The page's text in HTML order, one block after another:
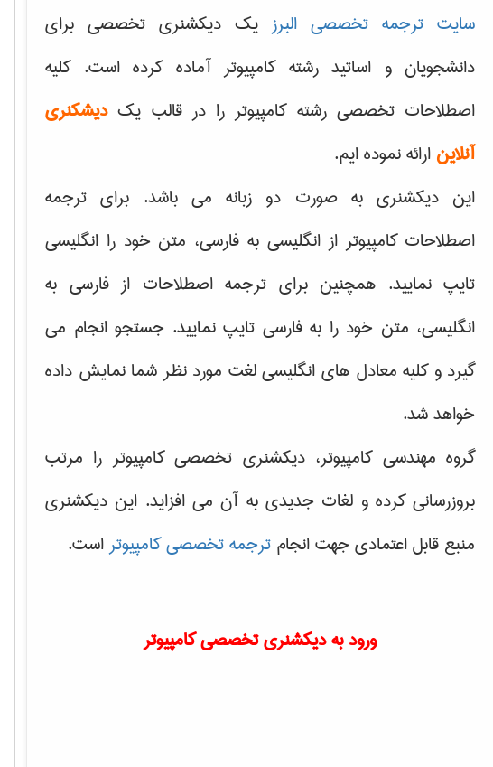
سایت ترجمه تخصصی البرزیک دیکشنری تخصصی برای
دانشجویان و اساتید رشته کامپیوتر آماده کرده است. کلیه
اصطلاحات تخصصی رشته کامپیوتر را در قالب یکدیشکنری
آنلاین ارائه نموده ایم.
این دیکشنری به صورت دو زبانه می باشد. برای ترجمه
اصطلاحات کامپیوتر از انگلیسی به فارسی، متن خود را انگلیسی
تایپ نمایید. همچنین برای ترجمه اصطلاحات از فارسی به
انگلیسی، متن خود را به فارسی تایپ نمایید. جستجو انجام می
گیرد و کلیه معادل های انگلیسی لغت مورد نظر شما نمایش داده
خواهد شد.
گروه مهندسی کامپیوتر، دیکشنری تخصصی کامپیوتر را مرتب
بروزرسانی کرده و لغات جدیدی به آن می افزاید. این دیکشنری
منبع قابل اعتمادی جهت انجام ترجمه تخصصی کامپیوتراست.
ورود به دیکشنری تخصصی کامپیوتر